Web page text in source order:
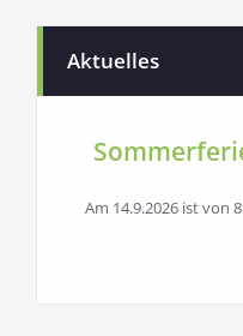
Aktuelles
Am 14.9.2026 ist von